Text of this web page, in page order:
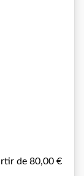
de 80,00 €